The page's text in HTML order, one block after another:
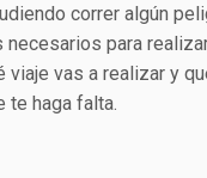
correr algún
necesarios para
viaje vas a realizar y
te haga falta.